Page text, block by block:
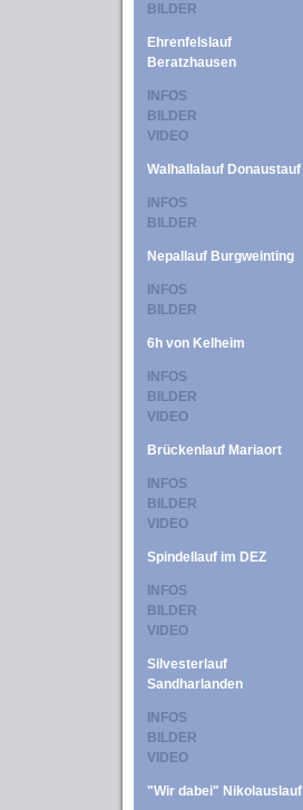
BILDER
Ehrenfelslauf
Beratzhausen
INFOS
BILDER
VIDEO
Walhallalauf Donaustauf
INFOS
BILDER
Nepallauf Burgweinting
INFOS
BILDER
6h von Kelheim
INFOS
BILDER
VIDEO
Brückenlauf Mariaort
INFOS
BILDER
VIDEO
Spindellauf im DEZ
INFOS
BILDER
VIDEO
Silvesterlauf
Sandharlanden
INFOS
BILDER
VIDEO
"Wir dabei" Nikolauslauf